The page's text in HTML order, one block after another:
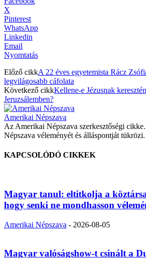
X
Pinterest
WhatsApp
Linkedin
Email
Nyomtatás
Előző cikkA 22 éves egyetemista Rácz
legvilágosabb cáfolata
Következő cikkKellene-e Jézusnak
Jeruzsálemben?
Amerikai Népszava
Az Amerikai Népszava szerkesztőségi
Népszava véleményét és álláspontját tükrözi.
KAPCSOLÓDÓ CIKKEK
Magyar tanul: eltitkolja a
hogy senki ne mondhasson
Amerikai Népszava - 2026-08-05
Magyar valóságshow-t csinált a